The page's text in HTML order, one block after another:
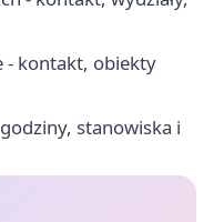
- kontakt, obiekty
stanowiska i